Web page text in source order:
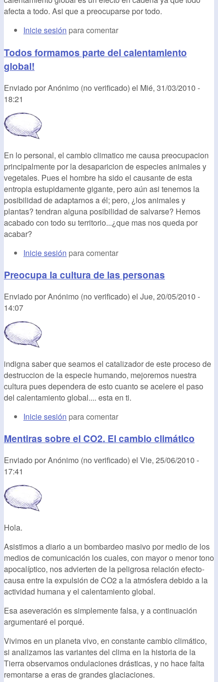
afecta a todo. Asi que a preocuparse por todo.
Inicie sesión para comentar
Todos formamos parte del calentamiento
global!
Enviado porAnónimo (no verificado) el Mié, 31/03/2010 -
18:21
En lo personal, el cambio climatico me causa preocupacion
principalmente por la desaparicion de especies animales y
vegetales. Pues el hombre ha sido el causante de esta
entropia estupidamente gigante, pero aún asi tenemos la
posibilidad de adaptarnos a él; pero, ¿los animales y
plantas? tendran alguna posibilidad de salvarse? Hemos
acabado con todo su territorio...¿que mas nos queda por
acabar?
Inicie sesión para comentar
Preocupa la cultura de las personas
Enviado porAnónimo (no verificado) el Jue, 20/05/2010 -
14:07
indigna saber que seamos el catalizador de este proceso de
destruccion de la especie humando, mejoremos nuestra
cultura pues dependera de esto cuanto se acelere el paso
del calentamiento global.... esta en ti.
Inicie sesión para comentar
Mentiras sobre el CO2. El cambio climático
Enviado porAnónimo (no verificado) el Vie, 25/06/2010 -
17:41
Hola.
Asistimos a diario a un bombardeo masivo por medio de los
medios de comunicación los cuales, con mayor o menor tono
apocalíptico, nos advierten de la peligrosa relación efecto-
causa entre la expulsión de CO2 a la atmósfera debido a la
actividad humana y el calentamiento global.
Esa aseveración es simplemente falsa, y a continuación
argumentaré el porqué.
Vivimos en un planeta vivo, en constante cambio climático,
si analizamos las variantes del clima en la historia de la
Tierra observamos ondulaciones drásticas, y no hace falta
remontarse a eras de grandes glaciaciones.